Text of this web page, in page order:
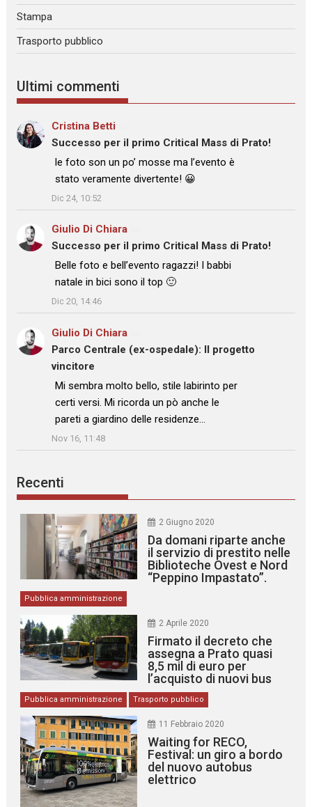
Stampa
Trasporto pubblico
Ultimi commenti
Cristina Betti
Successo per il primo Critical Mass di Prato!
: “
le foto son un po’ mosse ma l’evento è
stato veramente divertente! 😀
”
Dic 24, 10:52
Giulio Di Chiara
Successo per il primo Critical Mass di Prato!
: “Belle foto e bell’evento ragazzi! I babbi
natale in bici sono il top 🙂
”
Dic 20, 14:46
Giulio Di Chiara
Parco Centrale (ex-ospedale): Il progetto
vincitore
: “
Mi sembra molto bello, stile labirinto per
certi versi. Mi ricorda un pò anche le
pareti a giardino delle residenze…
”
Nov 16, 11:48
Recenti
2 Giugno 2020
Da domani riparte anche
il servizio di prestito nelle
Biblioteche Ovest e Nord
“Peppino Impastato”.
Pubblica amministrazione
2 Aprile 2020
Firmato il decreto che
assegna a Prato quasi
8,5 mil di euro per
l’acquisto di nuovi bus
Pubblica amministrazione Trasporto pubblico
11 Febbraio 2020
Waiting for RECO,
Festival: un giro a bordo
del nuovo autobus
elettrico